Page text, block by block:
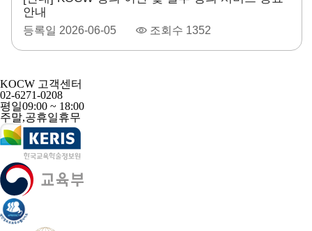
안내
등록일 2026-06-05 조회수 1352
KOCW 고객센터
02-6271-0208
평일09:00 ~ 18:00
주말,공휴일휴무